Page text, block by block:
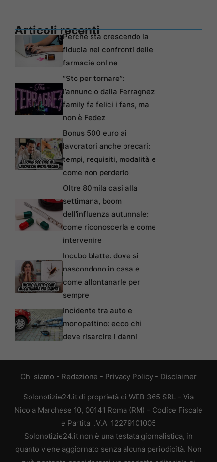
Articoli recentiPerché sta crescendo la
fiducia nei confronti delle
farmacie online
“Sto per tornare”:
l’annuncio dalla Ferragnez
family fa felici i fans, ma
non è Fedez
Bonus 500 euro ai
lavoratori anche precari:
tempi, requisiti, modalità e
come non perderlo
Oltre 80mila casi alla
settimana, boom
dell’influenza autunnale:
come riconoscerla e come
intervenire
Incubo blatte: dove si
nascondono in casa e
come allontanarle per
sempre
Incidente tra auto e
monopattino: ecco chi
deve risarcire i danni
Chi siamo - Redazione - Privacy Policy - Disclaimer
Solonotizie24.it di proprietà di WEB 365 SRL - Via
Nicola Marchese 10, 00141 Roma (RM) - Codice Fiscale
e Partita I.V.A. 12279101005
Solonotizie24.it non è una testata giornalistica, in
quanto viene aggiornato senza alcuna periodicità. Non